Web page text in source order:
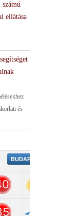
ellátása
és